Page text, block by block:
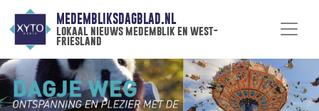
MEDEMBLIKSDAGBLAD.NL
lokaal nieuws medemblik en west-
friesland